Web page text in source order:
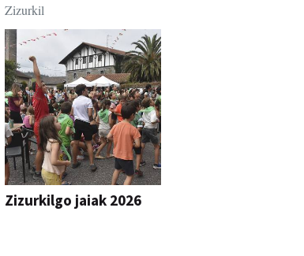
Zizurkil
Zizurkilgo jaiak 2026